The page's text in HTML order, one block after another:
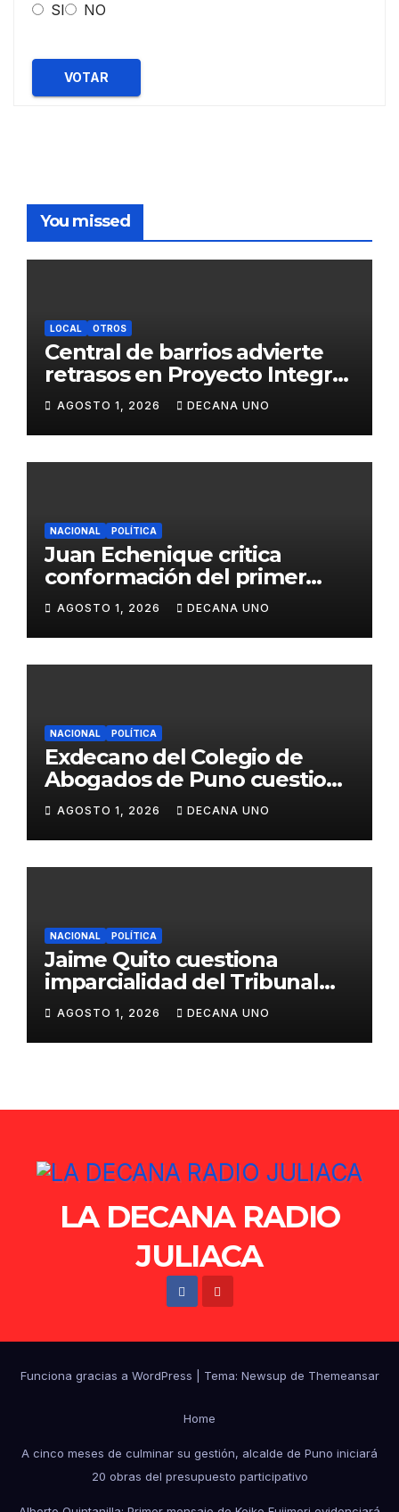
SI NO
VOTAR
You missed
LOCAL OTROS
Central de barrios advierte
retrasos en Proyecto Integral
de Agua y Alcantarillado para
Juliaca
AGOSTO 1, 2026 DECANA UNO
NACIONAL POLÍTICA
Juan Echenique critica
conformación del primer
gabinete ministerial de Keiko
Fujimori
AGOSTO 1, 2026 DECANA UNO
NACIONAL POLÍTICA
Exdecano del Colegio de
Abogados de Puno cuestiona
propuestas sobre seguridad
ciudadana
AGOSTO 1, 2026 DECANA UNO
NACIONAL POLÍTICA
Jaime Quito cuestiona
imparcialidad del Tribunal
Constitucional tras liberación
de Ollanta Humala
AGOSTO 1, 2026 DECANA UNO
LA DECANA RADIO
JULIACA
Funciona gracias a WordPress Tema: Newsup de Themeansar
Home
A cinco meses de culminar su gestión, alcalde de Puno iniciará
20 obras del presupuesto participativo